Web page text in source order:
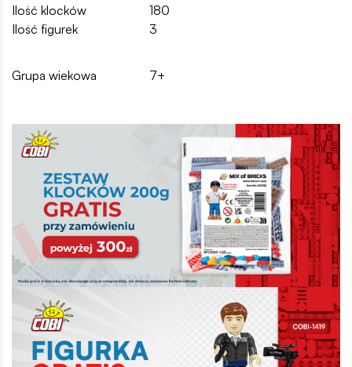
Ilość klocków
180
Ilość figurek
3
Grupa wiekowa 7+